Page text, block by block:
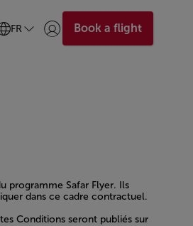
FR Se connecter | S’inscrire)
Book a flight
programme Safar Flyer. Ils
dans ce cadre contractuel.
Conditions seront publiés sur